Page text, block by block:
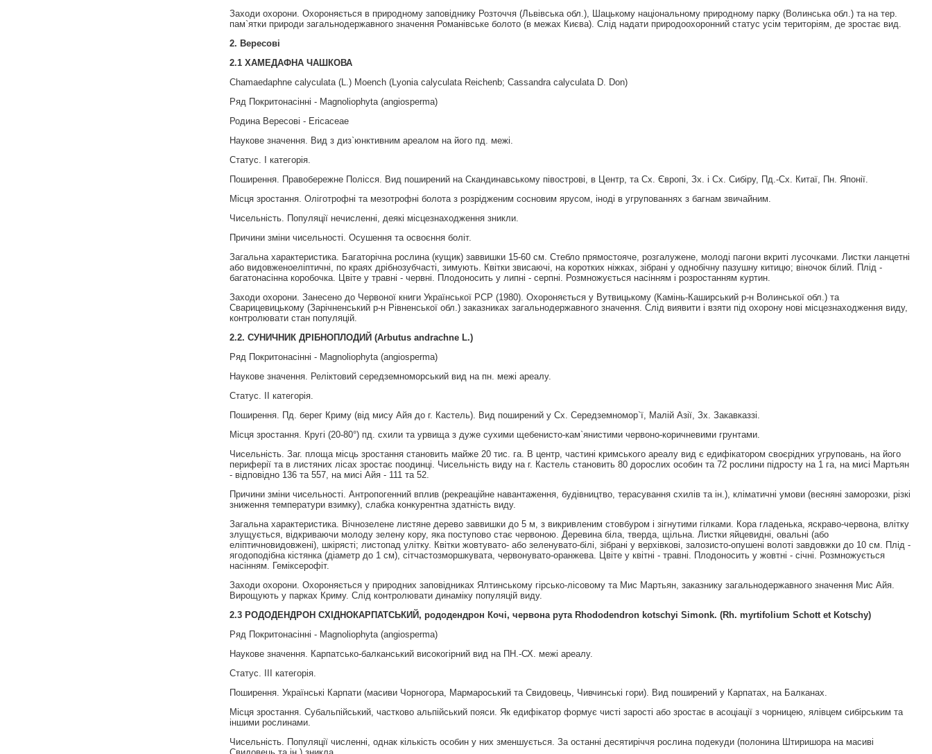
Заходи охорони. Охороняється в природному заповіднику Розточчя (Львівська обл.), Шацькому національному природному парку (Волинська обл.) та на тер.
пам`ятки природи загальнодержавного значення Романівське болото (в межах Києва). Слід надати природоохоронний статус усім територіям, де зростає вид.
2. Вересові
2.1 ХАМЕДАФНА ЧАШКОВА
Chamaedaphne calyculata (L.) Moench (Lyonia calyculata Reichenb; Cassandra calyculata D. Don)
Ряд Покритонасінні - Magnoliophyta (angiosperma)
Родина Вересові - Ericaceae
Наукове значення. Вид з диз`юнктивним ареалом на його пд. межі.
Статус. I категорія.
Поширення. Правобережне Полiсся. Вид поширений на Скандинавському пiвостровi, в Центр, та Сх. Європi, Зх. i Сх. Сибiру, Пд.-Сх. Китаї, Пн. Японiї.
Місця зростання. Олiготрофнi та мезотрофнi болота з розрiдженим сосновим ярусом, iнодi в угрупованнях з багнам звичайним.
Чисельність. Популяції нечисленні, деякі місцезнаходження зникли.
Причини зміни чисельності. Осушення та освоєння боліт.
Загальна характеристика. Багаторічна рослина (кущик) заввишки 15-60 см. Стебло прямостояче, розгалужене, молоді пагони вкриті лусочками. Листки ланцетні
або видовженоеліптичні, по краях дрібнозубчасті, зимують. Квітки звисаючі, на коротких ніжках, зібрані у однобічну пазушну китицю; віночок білий. Плід -
багатонасінна коробочка. Цвіте у травні - червні. Плодоносить у липні - серпні. Розмножується насінням і розростанням куртин.
Заходи охорони. Занесено до Червоної книги Української РСР (1980). Охороняється у Вутвицькому (Камінь-Каширський р-н Волинської обл.) та
Сварицевицькому (Зарічненський р-н Рівненської обл.) заказниках загальнодержавного значення. Слід виявити і взяти під охорону нові місцезнаходження виду,
контролювати стан популяцій.
2.2. СУНИЧНИК ДРІБНОПЛОДИЙ (Arbutus andrachne L.)
Ряд Покритонасінні - Magnoliophyta (angiosperma)
Наукове значення. Реліктовий середземноморський вид на пн. межі ареалу.
Статус. II категорія.
Поширення. Пд. берег Криму (вiд мису Айя до г. Кастель). Вид поширений у Сх. Середземномор`ї, Малiй Азiї, Зх. Закавказзi.
Місця зростання. Кругi (20-80°) пд. схили та урвища з дуже сухими щебенисто-кам`янистими червоно-коричневими грунтами.
Чисельність. Заг. площа місць зростання становить майже 20 тис. га. В центр, частині кримського ареалу вид є едифікатором своєрідних угруповань, на його
периферії та в листяних лісах зростає поодинці. Чисельність виду на г. Кастель становить 80 дорослих особин та 72 рослини підросту на 1 га, на мисі Мартьян
- відповідно 136 та 557, на мисі Айя - 111 та 52.
Причини зміни чисельності. Антропогенний вплив (рекреаційне навантаження, будівництво, терасування схилів та ін.), кліматичні умови (весняні заморозки, різкі
зниження температури взимку), слабка конкурентна здатність виду.
Загальна характеристика. Вічнозелене листяне дерево заввишки до 5 м, з викривленим стовбуром і зігнутими гілками. Кора гладенька, яскраво-червона, влітку
злущується, відкриваючи молоду зелену кору, яка поступово стає червоною. Деревина біла, тверда, щільна. Листки яйцевидні, овальні (або
еліптичновидовжені), шкірясті; листопад улітку. Квітки жовтувато- або зеленувато-білі, зібрані у верхівкові, залозисто-опушені волоті завдовжки до 10 см. Плід -
ягодоподібна кістянка (діаметр до 1 см), сітчастозморшкувата, червонувато-оранжева. Цвіте у квітні - травні. Плодоносить у жовтні - січні. Розмножується
насінням. Геміксерофіт.
Заходи охорони. Охороняється у природних заповідниках Ялтинському гірсько-лісовому та Мис Мартьян, заказнику загальнодержавного значення Мис Айя.
Вирощують у парках Криму. Слід контролювати динаміку популяцій виду.
2.3 РОДОДЕНДРОН СХІДНОКАРПАТСЬКИЙ , рододендрон Кочі, червона рута Rhododendron kotschyi Simonk. (Rh. myrtifolium Schott et Kotschy)
Ряд Покритонасінні - Magnoliophyta (angiosperma)
Наукове значення. Карпатсько-балканський високогірний вид на ПН.-СХ. межі ареалу.
Статус. III категорія.
Поширення. Українськi Карпати (масиви Чорногора, Мармароський та Свидовець, Чивчинськi гори). Вид поширений у Карпатах, на Балканах.
Місця зростання. Субальпiйський, частково альпiйський пояси. Як едифiкатор формує чистi заростi або зростає в асоцiацiї з чорницею, ялiвцем сибiрським та
iншими рослинами.
Чисельність. Популяції численні, однак кількість особин у них зменшується. За останні десятиріччя рослина подекуди (полонина Штиришора на масиві